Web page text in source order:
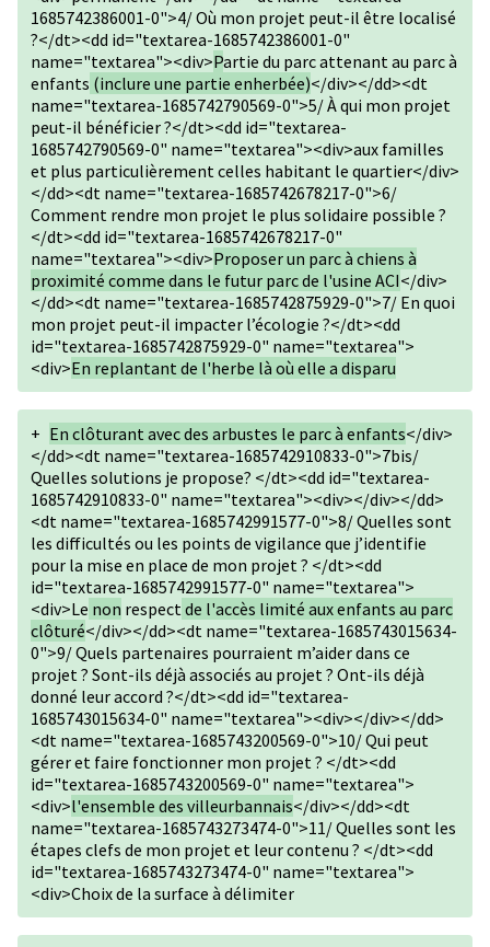
1685742386001-0">4/ Où mon projet peut-il être localisé
?</dt><dd id="textarea-1685742386001-0"
name="textarea"><div>Partie du parc attenant au parc à
enfants (inclure une partie enherbée)</div></dd><dt
name="textarea-1685742790569-0">5/ À qui mon projet
peut-il bénéficier ?</dt><dd id="textarea-
1685742790569-0" name="textarea"><div>aux familles
et plus particulièrement celles habitant le quartier</div>
</dd><dt name="textarea-1685742678217-0">6/
Comment rendre mon projet le plus solidaire possible ?
</dt><dd id="textarea-1685742678217-0"
name="textarea"><div>Proposer un parc à chiens à
proximité comme dans le futur parc de l'usine ACI</div>
</dd><dt name="textarea-1685742875929-0">7/ En quoi
mon projet peut-il impacter l’écologie ?</dt><dd
id="textarea-1685742875929-0" name="textarea">
<div>En replantant de l'herbe là où elle a disparu
+ En clôturant avec des arbustes le parc à enfants</div>
</dd><dt name="textarea-1685742910833-0">7bis/
Quelles solutions je propose? </dt><dd id="textarea-
1685742910833-0" name="textarea"><div></div></dd>
<dt name="textarea-1685742991577-0">8/ Quelles sont
les difficultés ou les points de vigilance que j’identifie
pour la mise en place de mon projet ? </dt><dd
id="textarea-1685742991577-0" name="textarea">
<div>Le non respectde l'accès limité aux enfants au parc
clôturé</div></dd><dt name="textarea-1685743015634-
0">9/ Quels partenaires pourraient m’aider dans ce
projet ? Sont-ils déjà associés au projet ? Ont-ils déjà
donné leur accord ?</dt><dd id="textarea-
1685743015634-0" name="textarea"><div></div></dd>
<dt name="textarea-1685743200569-0">10/ Qui peut
gérer et faire fonctionner mon projet ? </dt><dd
id="textarea-1685743200569-0" name="textarea">
<div>l'ensemble des villeurbannais</div></dd><dt
name="textarea-1685743273474-0">11/ Quelles sont les
étapes clefs de mon projet et leur contenu ? </dt><dd
id="textarea-1685743273474-0" name="textarea">
<div>Choix de la surface à délimiter